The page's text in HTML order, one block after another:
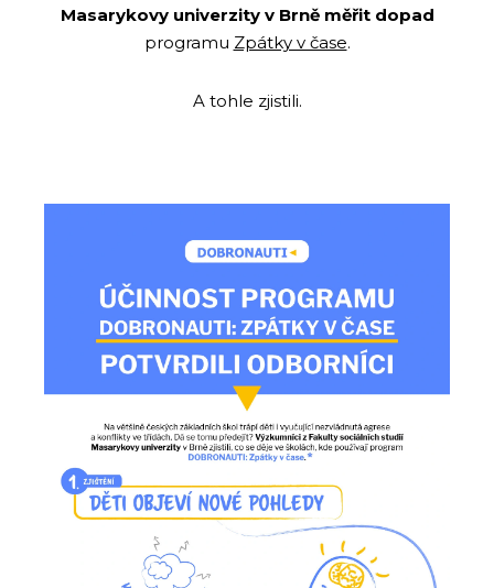
Masarykovy univerzity v Brně měřit dopad
programu Zpátky v čase.
A tohle zjistili.